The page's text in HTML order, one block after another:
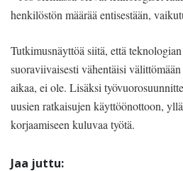
henkilöstön määrää entisestään,
Tutkimusnäyttöä siitä, että
suoraviivaisesti vähentäisi
aikaa, ei ole. Lisäksi
uusien ratkaisujen käyttöönottoon,
korjaamiseen kuluvaa työtä.